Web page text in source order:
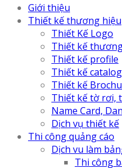
Giới thiệu
Thiết kế thương hiệu
Thiết Kế Logo
Thiết kế
Thiết kế profile
Thiết kế
Thiết kế
Thiết kế tờ rơi,
Name Card,
Dịch vụ thiết kế
Thi công quảng cáo
Dịch vu làm
Thi công